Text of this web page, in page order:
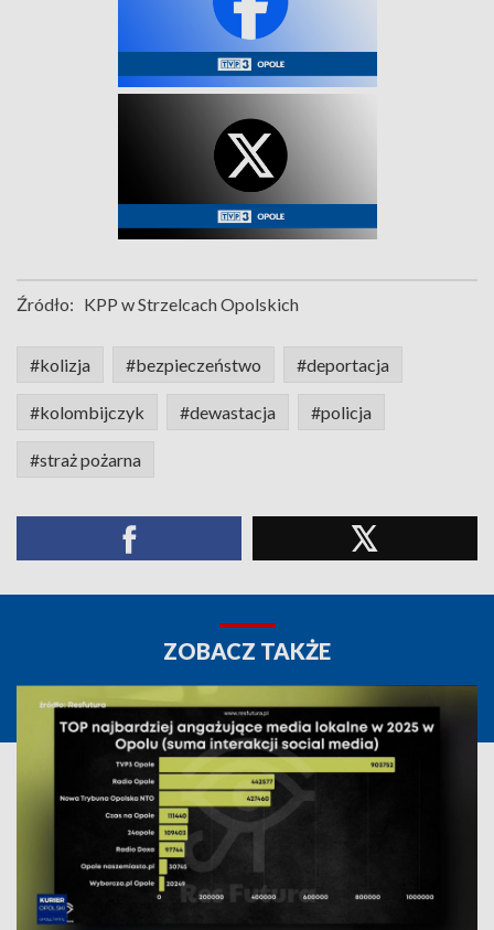
Źródło: KPP w Strzelcach Opolskich
#kolizja #bezpieczeństwo #deportacja
#kolombijczyk #dewastacja #policja
#straż pożarna
ZOBACZ TAKŻE